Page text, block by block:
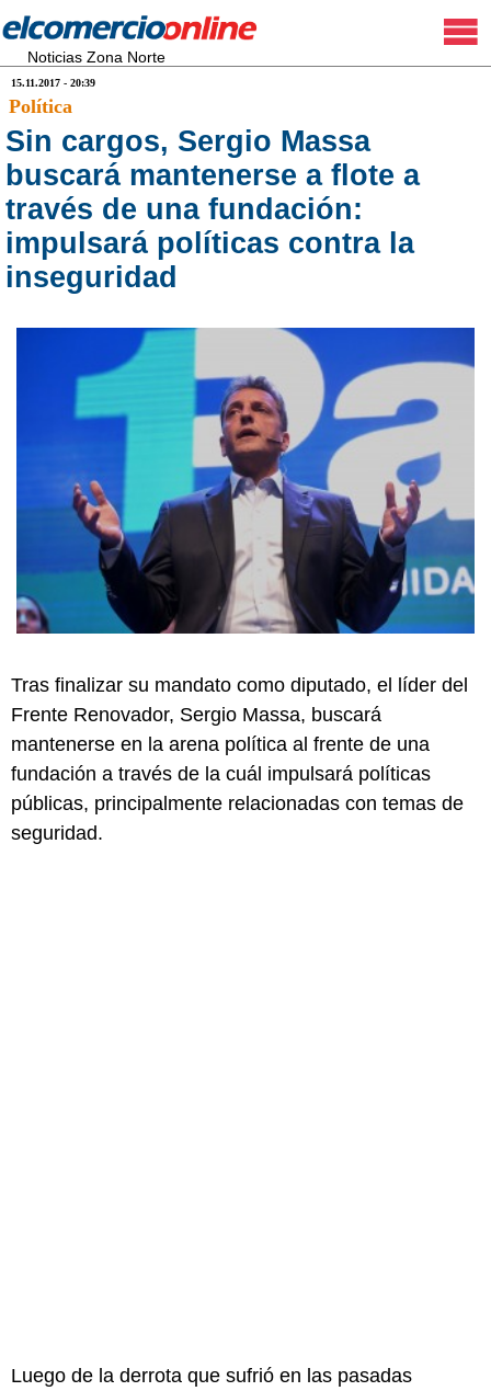
Noticias Zona Norte
15.11.2017 - 20:39
Política
Sin cargos, Sergio Massa
buscará mantenerse a flote a
través de una fundación:
impulsará políticas contra la
inseguridad
Tras finalizar su mandato como diputado, el líder del
Frente Renovador, Sergio Massa, buscará
mantenerse en la arena política al frente de una
fundación a través de la cuál impulsará políticas
públicas, principalmente relacionadas con temas de
seguridad.
Luego de la derrota que sufrió en las pasadas